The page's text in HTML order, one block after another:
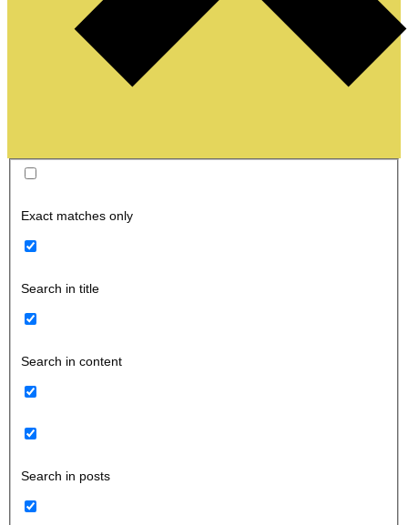
Exact matches only
Search in title
Search in content
Search in posts